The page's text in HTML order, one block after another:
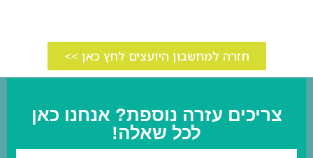
חזרה למחשבון היועצים לחץ כאן >>
צריכים עזרה נוספת? אנחנו כאן
לכל שאלה!